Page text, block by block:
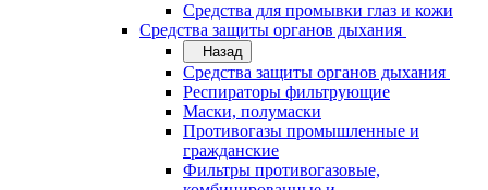
Средства для промывки глаз и кожи
Средства защиты органов дыхания
Назад
Средства защиты органов дыхания
Респираторы фильтрующие
Маски, полумаски
Противогазы промышленные и
гражданские
Фильтры противогазовые,